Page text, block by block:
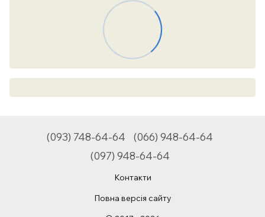
(093) 748-64-64
(066) 948-64-64
(097) 948-64-64
Контакти
Повна версія сайту